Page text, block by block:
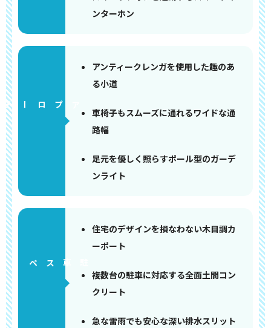
ンターホン
アプローチ
アンティークレンガを使用した趣のあ
る小道
車椅子もスムーズに通れるワイドな通
路幅
足元を優しく照らすポール型のガーデ
ンライト
住宅のデザインを損なわない木目調カ
ーポート
複数台の駐車に対応する全面土間コン
クリート
急な雷雨でも安心な深い排水スリット